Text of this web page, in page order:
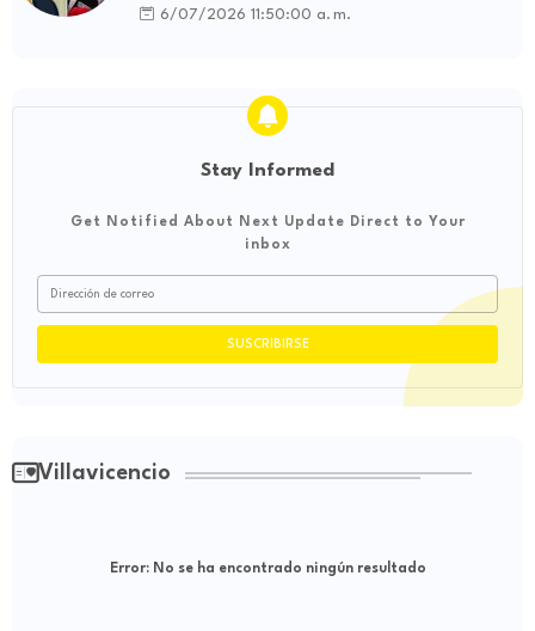
influencia internacional
6/07/2026 11:50:00 a. m.
Stay Informed
Get Notified About Next Update Direct to Your
inbox
Villavicencio
Error:No se ha encontrado ningún resultado